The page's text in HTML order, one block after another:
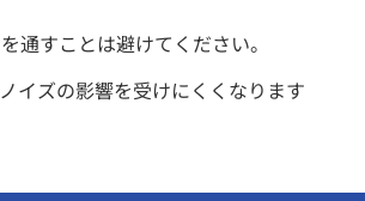
すことは避けてください。
イズの影響を受けにくくなります